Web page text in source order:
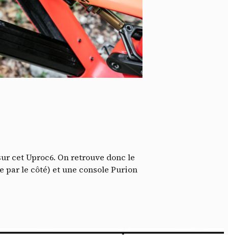
cet Uproc6. On retrouve donc le
par le côté) et une console Purion